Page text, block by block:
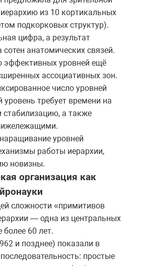
из 10 кортикальных
подкорковых структур).
цифра, а результат
сотен анатомических связей.
эффективных уровней ещё
ассоциативных зон.
число уровней
требует времени на
стабилизацию, а также
уровней
работы иерархии,
новизны.
организация как
сложности «примитивов
— одна из центральных
более 60 лет.
и позднее) показали в
простые